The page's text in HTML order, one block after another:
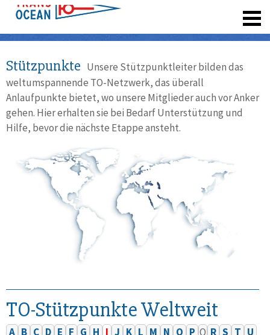
Stützpunkte Unsere Stützpunktleiter bilden das
weltumspannende TO-Netzwerk, das überall
Anlaufpunkte bietet, wo unsere Mitglieder auch vor Anker
gehen. Hier erhalten sie bei Bedarf Unterstützung und
Hilfe, bevor die nächste Etappe ansteht.
TO-Stützpunkte Weltweit
A B C D E F G H I J K L M N O P Q R S T U